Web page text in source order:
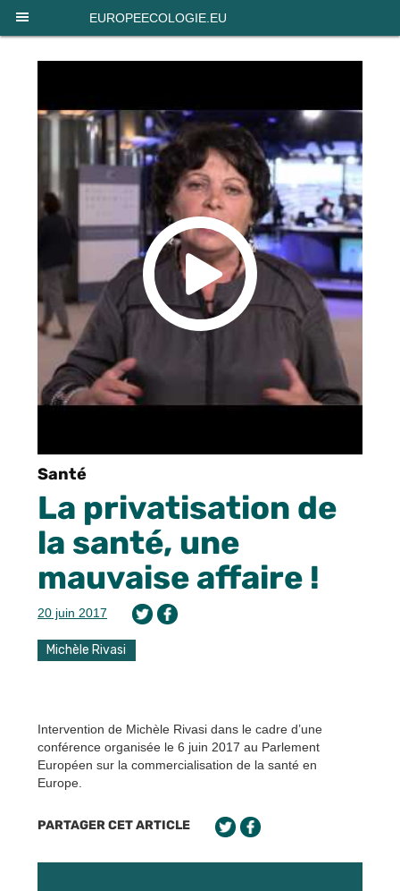
EUROPEECOLOGIE.EU
Santé
La privatisation de
la santé, une
mauvaise affaire !
20 juin 2017
Michèle Rivasi
Intervention de Michèle Rivasi dans le cadre d’une
conférence organisée le 6 juin 2017 au Parlement
Européen sur la commercialisation de la santé en
Europe.
PARTAGER CET ARTICLE